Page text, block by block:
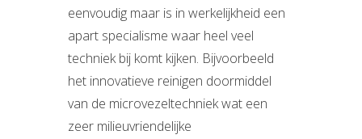
eenvoudig maar is in werkelijkheid een
apart specialisme waar heel veel
techniek bij komt kijken. Bijvoorbeeld
het innovatieve reinigen doormiddel
van de microvezeltechniek wat een
zeer milieuvriendelijke